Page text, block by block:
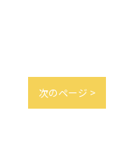
次のページ >